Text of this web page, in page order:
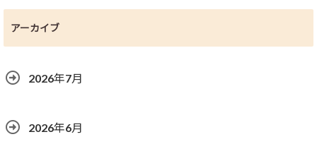
アーカイブ
2026年7月
2026年6月